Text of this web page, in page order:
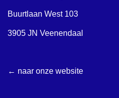
Buurtlaan West 103
3905 JN Veenendaal
← naar onze website